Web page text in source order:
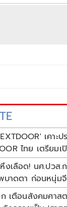
เคาะป
ไทย เตรียมเ
งเลือด! นศ.ปวส
บาดตา ก่อนหนุ่ม
เตือนสังคมศาสต